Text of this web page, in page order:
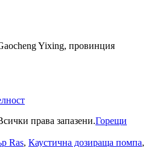
Yixing, провинция
права запазени.Горещи
Ras, Каустична дозираща помпа,